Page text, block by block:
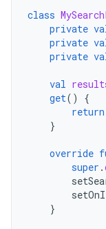
class
private
private
private
val
get()
{
return
}
override
super .
}